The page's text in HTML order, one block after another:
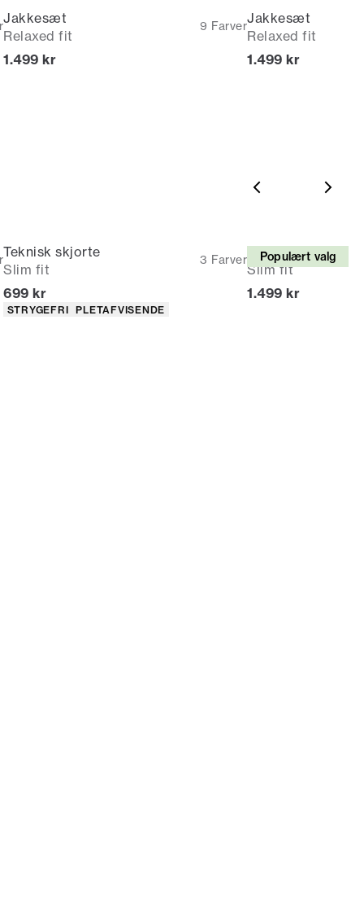
Jakkesæt
Relaxed fit
9 Farver
I alt (inkl. rabat)
1.499 kr
Jakkesæt
Relaxed fit
I alt (inkl. rabat)
1.499 kr
Teknisk skjorte
Slim fit
3 Farver
I alt (inkl. rabat)
699 kr
Produkt egenskaber
STRYGEFRI PLETAFVISENDE
Populært valg
Jakkesæt
Slim fit
I alt (inkl. rabat)
1.499 kr